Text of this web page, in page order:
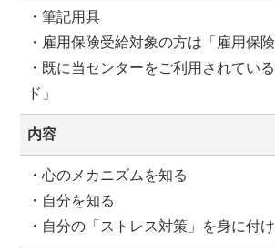
・筆記用具
・雇用保険受給対象の方は「雇用保
・既に当センターをご利用されてい
ド」
内容
・心のメカニズムを知る
・自分を知る
・自分の「ストレス対策」を身に付